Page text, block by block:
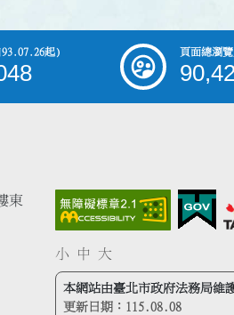
起) 頁面總瀏
東
小 中 大
本網站由臺北市政府法務局維
更新日期： 115.08.08